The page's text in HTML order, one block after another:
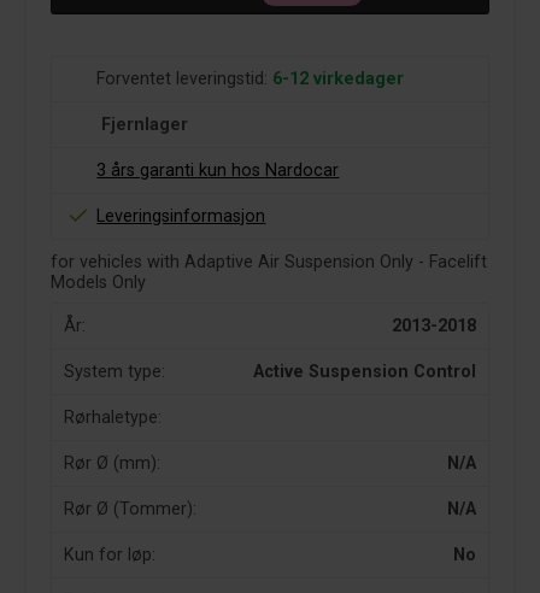
Forventet leveringstid: 6-12 virkedager
Fjernlager
3 års garanti kun hos Nardocar
Leveringsinformasjon
for vehicles with Adaptive Air Suspension Only - Facelift
Models Only
År: 2013-2018
System type: Active Suspension Control
Rørhaletype:
Rør Ø (mm): N/A
Rør Ø (Tommer): N/A
Kun for løp: No